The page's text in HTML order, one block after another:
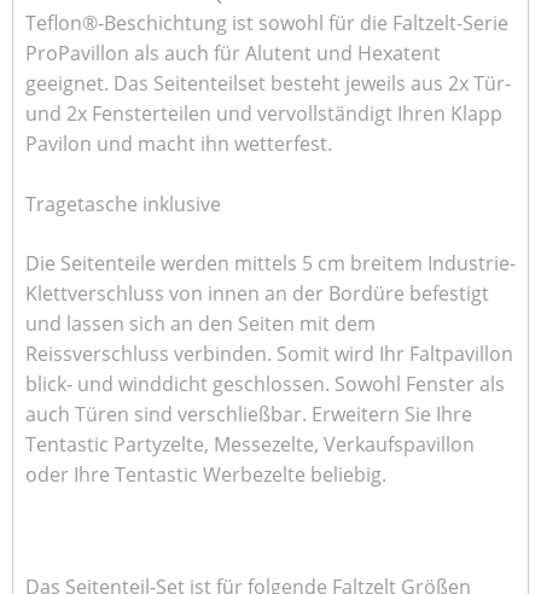
Teflon®-Beschichtung ist sowohl für die Faltzelt-Serie
ProPavillon als auch für Alutent und Hexatent
geeignet. Das Seitenteilset besteht jeweils aus 2x Tür-
und 2x Fensterteilen und vervollständigt Ihren Klapp
Pavilon und macht ihn wetterfest.
Tragetasche inklusive
Die Seitenteile werden mittels 5 cm breitem Industrie-
Klettverschluss von innen an der Bordüre befestigt
und lassen sich an den Seiten mit dem
Reissverschluss verbinden. Somit wird Ihr Faltpavillon
blick- und winddicht geschlossen. Sowohl Fenster als
auch Türen sind verschließbar. Erweitern Sie Ihre
Tentastic Partyzelte, Messezelte, Verkaufspavillon
oder Ihre Tentastic Werbezelte beliebig.
Das Seitenteil-Set ist für folgende Faltzelt Größen